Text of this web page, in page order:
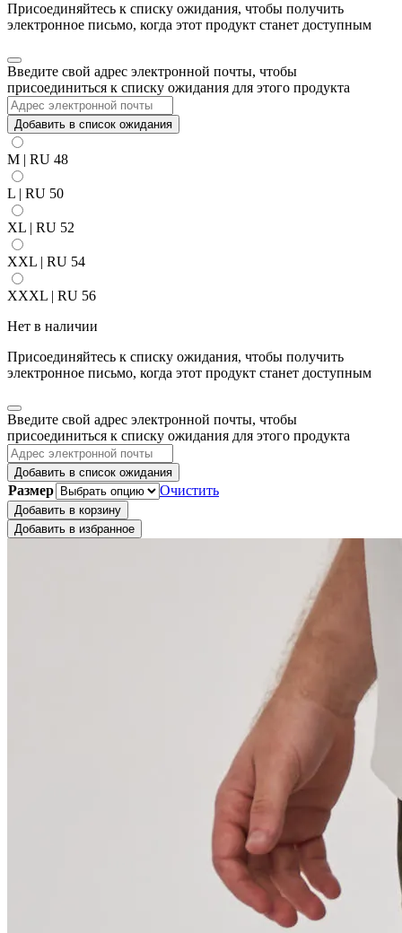
Присоединяйтесь к списку ожидания, чтобы получить
электронное письмо, когда этот продукт станет доступным
Закрыть
уведомление
Введите свой адрес электронной почты, чтобы
присоединиться к списку ожидания для этого продукта
Добавить в список ожидания
M | RU 48
L | RU 50
XL | RU 52
XXL | RU 54
XXXL | RU 56
Нет в наличии
Присоединяйтесь к списку ожидания, чтобы получить
электронное письмо, когда этот продукт станет доступным
Закрыть
уведомление
Введите свой адрес электронной почты, чтобы
присоединиться к списку ожидания для этого продукта
Добавить в список ожидания
Размер Очистить
Добавить в корзину
Добавить в избранное